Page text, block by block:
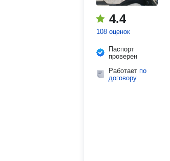
4.4
108 оценок
Паспорт
проверен
Работает по
договору